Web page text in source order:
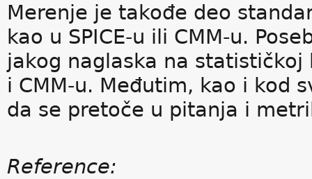
Merenje je takođe deo
kao u SPICE-u ili CMM-u.
jakog naglaska na statističkoj
i CMM-u. Međutim, kao i kod
da se pretoče u pitanja i
Reference: